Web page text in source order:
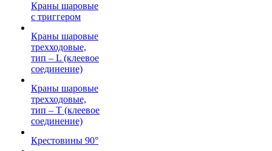
Краны шаровые
с триггером
Краны шаровые
трехходовые,
тип – L (клеевое
соединение)
Краны шаровые
трехходовые,
тип – T (клеевое
соединение)
Крестовины 90°